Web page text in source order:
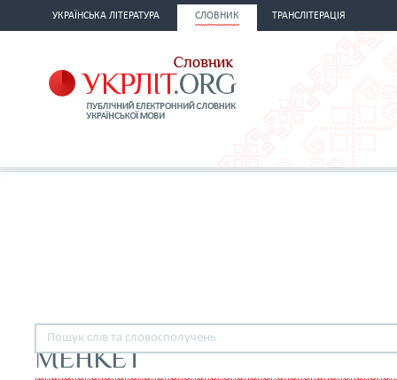
УКРАЇНСЬКА ЛІТЕРАТУРА СЛОВНИК ТРАНСЛІТЕРАЦІЯ
МЕНКЕТ